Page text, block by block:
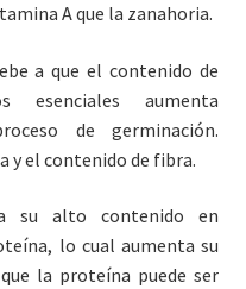
A que la zanahoria.
a que el contenido de
esenciales aumenta
de germinación.
y el contenido de fibra.
su alto contenido en
lo cual aumenta su
la proteína puede ser